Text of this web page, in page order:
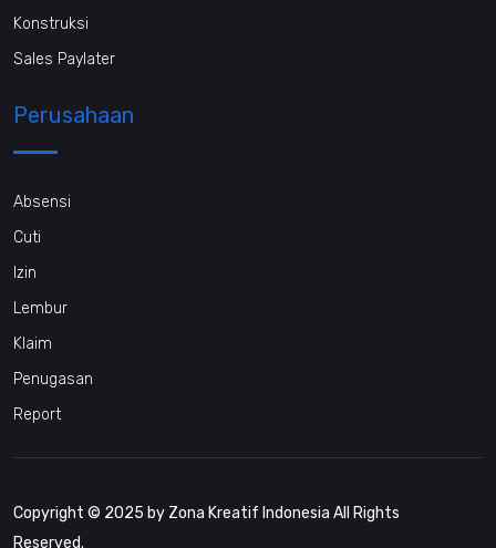
Konstruksi
Sales Paylater
Perusahaan
Absensi
Cuti
Izin
Lembur
Klaim
Penugasan
Report
Copyright © 2025 by Zona Kreatif Indonesia All Rights
Reserved.